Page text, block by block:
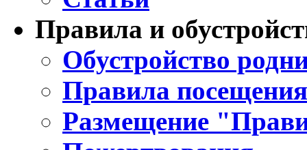
Правила и
Обустройство
Правила
Размещение